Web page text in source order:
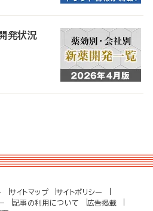
発状況
サイトマップ
サイトポリシー
記事の利用について
広告掲載